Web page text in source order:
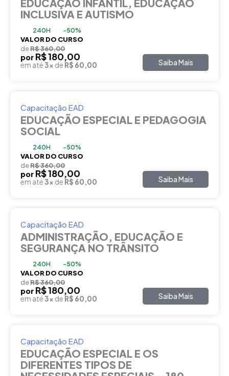
EDUCAÇÃO INFANTIL, EDUCAÇÃO
INCLUSIVA E AUTISMO
240H -50%
VALOR DO CURSO
deR$ 360,00
por R$ 180,00
em até3x de R$ 60,00 Saiba Mais
Capacitação EAD
EDUCAÇÃO ESPECIAL E PEDAGOGIA
SOCIAL
240H -50%
VALOR DO CURSO
deR$ 360,00
por R$ 180,00
em até3x de R$ 60,00 Saiba Mais
Capacitação EAD
ADMINISTRAÇÃO, EDUCAÇÃO E
SEGURANÇA NO TRÂNSITO
240H -50%
VALOR DO CURSO
deR$ 360,00
por R$ 180,00
em até3x de R$ 60,00 Saiba Mais
Capacitação EAD
EDUCAÇÃO ESPECIAL E OS
DIFERENTES TIPOS DE